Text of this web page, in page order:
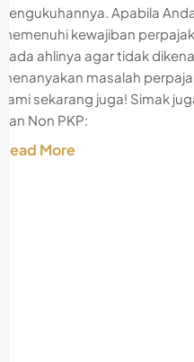
pengukuhannya. Apabila
memenuhi kewajiban
pada ahlinya agar tidak
menanyakan masalah
kami sekarang juga! Simak
dan Non PKP:
Read More